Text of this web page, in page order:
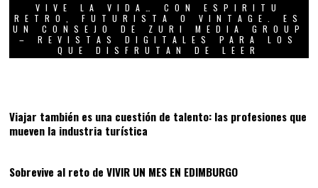
VIVE LA VIDA… CON ESPIRITU
RETRO, FUTURISTA O VINTAGE. ES
UN CONSEJO DE ZURI MEDIA GROUP
– REVISTAS DIGITALES PARA LOS
QUE DISFRUTAN DE LEER
Viajar también es una cuestión de talento: las profesiones que
mueven la industria turística
Sobrevive al reto de VIVIR UN MES EN EDIMBURGO